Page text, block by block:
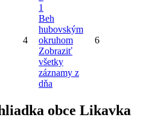
4
1
Beh
hubovským
okruhom
Zobraziť
všetky
záznamy z
dňa
6
obce Likavka